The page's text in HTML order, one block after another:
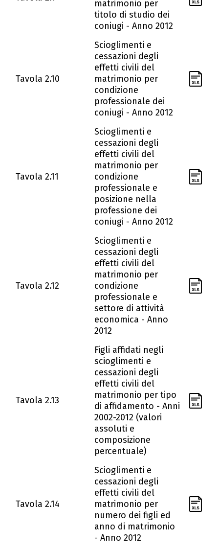
matrimonio per
titolo di studio dei
coniugi - Anno 2012
Tavola 2.10
Scioglimenti e
cessazioni degli
effetti civili del
matrimonio per
condizione
professionale dei
coniugi - Anno 2012
Tavola 2.11
Scioglimenti e
cessazioni degli
effetti civili del
matrimonio per
condizione
professionale e
posizione nella
professione dei
coniugi - Anno 2012
Tavola 2.12
Scioglimenti e
cessazioni degli
effetti civili del
matrimonio per
condizione
professionale e
settore di attività
economica - Anno
2012
Tavola 2.13
Figli affidati negli
scioglimenti e
cessazioni degli
effetti civili del
matrimonio per tipo
di affidamento - Anni
2002-2012 (valori
assoluti e
composizione
percentuale)
Tavola 2.14
Scioglimenti e
cessazioni degli
effetti civili del
matrimonio per
numero dei figli ed
anno di matrimonio
- Anno 2012